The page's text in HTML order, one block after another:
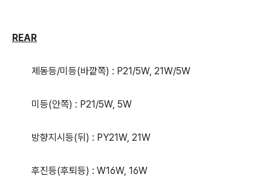
REAR
제동등/미등(바깥쪽) : P21/5W, 21W/5W
미등(안쪽) : P21/5W, 5W
방향지시등(뒤) : PY21W, 21W
후진등(후퇴등) : W16W, 16W